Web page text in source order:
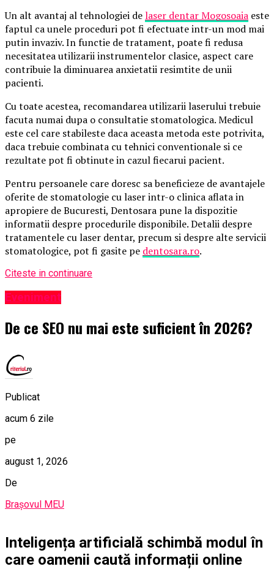
Un alt avantaj al tehnologiei delaser dentar Mogosoaia este
faptul ca unele proceduri pot fi efectuate intr-un mod mai
putin invaziv. In functie de tratament, poate fi redusa
necesitatea utilizarii instrumentelor clasice, aspect care
contribuie la diminuarea anxietatii resimtite de unii
pacienti.
Cu toate acestea, recomandarea utilizarii laserului trebuie
facuta numai dupa o consultatie stomatologica. Medicul
este cel care stabileste daca aceasta metoda este potrivita,
daca trebuie combinata cu tehnici conventionale si ce
rezultate pot fi obtinute in cazul fiecarui pacient.
Pentru persoanele care doresc sa beneficieze de avantajele
oferite de stomatologie cu laser intr-o clinica aflata in
apropiere de Bucuresti, Dentosara pune la dispozitie
informatii despre procedurile disponibile. Detalii despre
tratamentele cu laser dentar, precum si despre alte servicii
stomatologice, pot fi gasite pe dentosara.ro.
Citeste in continuare
Eveniment
De ce SEO nu mai este suficient în 2026?
Publicat
acum 6 zile
pe
august 1, 2026
De
Brașovul MEU
Inteligența artificială schimbă modul în
care oamenii caută informații online